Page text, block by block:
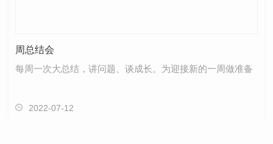
周总结会
每周一次大总结，讲问题、谈成长。为迎接新的一周做准备
2022-07-12